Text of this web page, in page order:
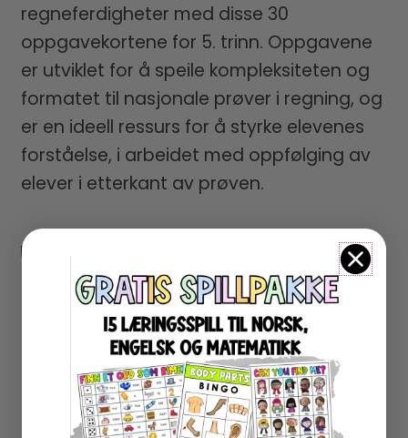
regneferdigheter med disse 30
oppgavekortene for 5. trinn. Oppgavene
er utviklet for å speile kompleksiteten og
formatet til nasjonale prøver i regning, og
er en ideell ressurs for å styrke elevenes
forståelse, i arbeidet med oppfølging av
elever i etterkant av prøven.
FORDELER VED BRUK AV OPPGAVEKORT
Enten du foretrekker tradisjonelle
oppgavekort eller digitale løsninger, kan
du ta dem i bruk på begge måter. Legg
enkelt oppgavene inn i Book Creator på
nettbrett slik at elevene kan avlevere sine
svar digitalt, dersom du foretrekker det.